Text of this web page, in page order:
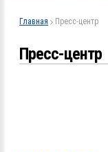
Главная Пресс-центр
Пресс-центр